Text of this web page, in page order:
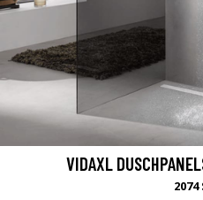
VIDAXL
2074